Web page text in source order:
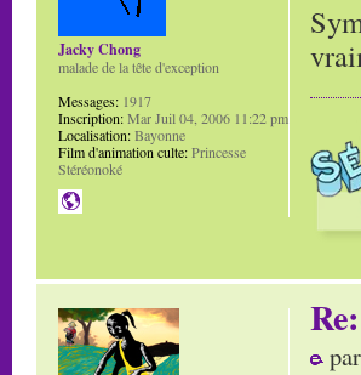
Jacky Chong
malade de la tête d'exception
Messages: 1917
Inscription:Mar Juil 04, 2006 11:22 pm
Localisation:Bayonne
Film d'animation culte:Princesse
Stéréonoké
par